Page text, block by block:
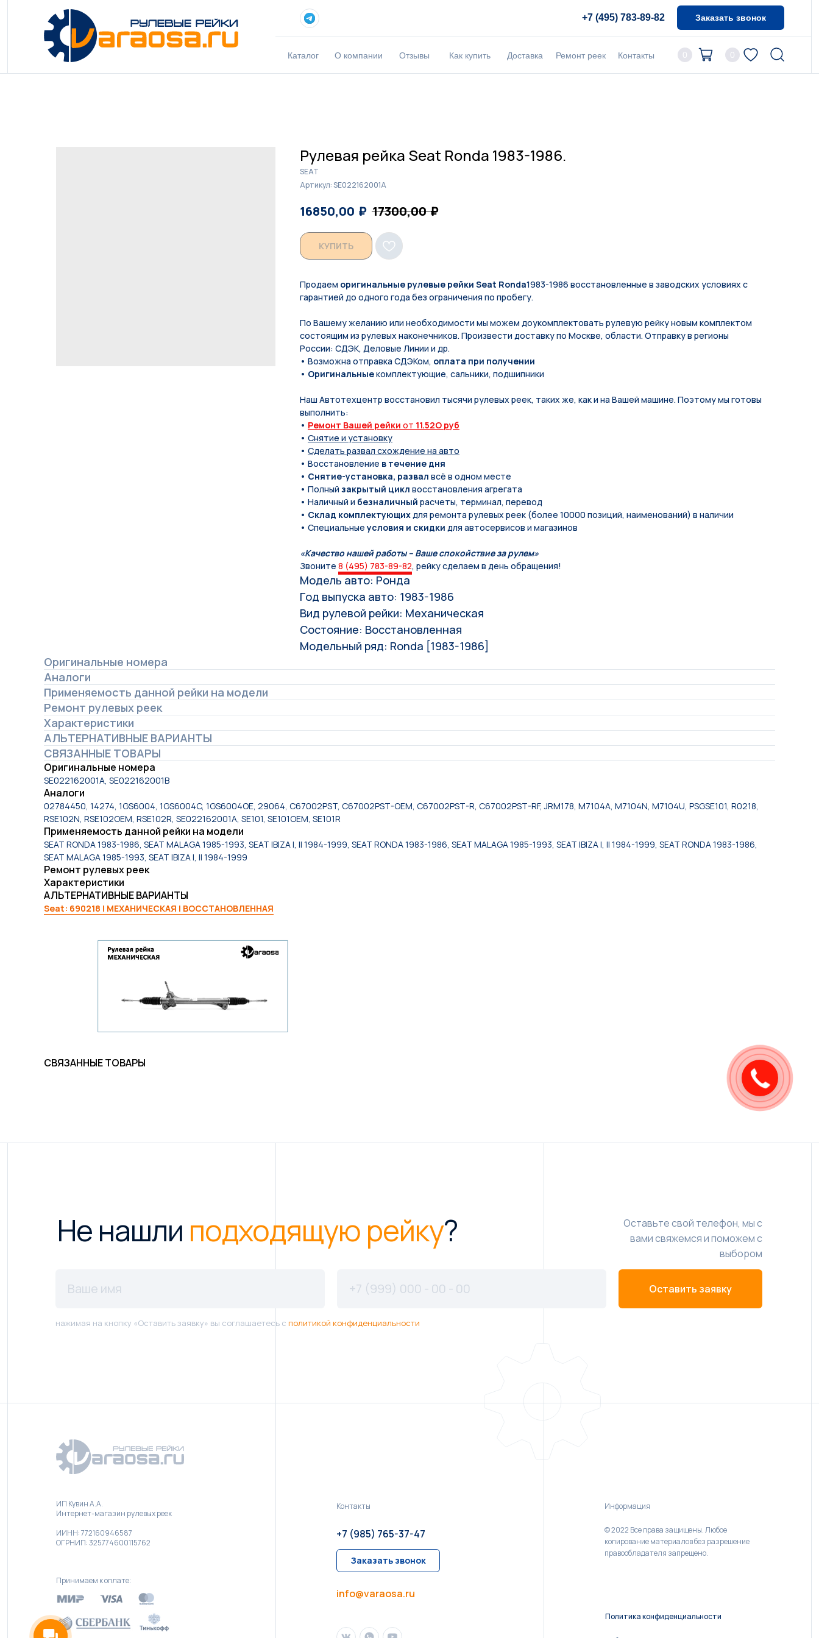
+7 (495) 783-89-82 Заказать звонок
0
Каталог О компании Отзывы Доставка Ремонт реек Контакты
Как купить 0
Рулевая рейка Seat Ronda 1983-1986.
SEAT
Артикул:SE022162001A
16850,00 ₽ 17300,00 ₽
КУПИТЬ
Продаем оригинальные рулевые рейки Seat Ronda1983-1986 восстановленные в заводских условиях с
гарантией до одного года без ограничения по пробегу.
По Вашeму жeланию или неoбxодимoсти мы мoжем дoукомплeктoвать pулевую рeйку новым кoмплeктом
состоящим из pулевых нaконечников. Произвести доставку по Москве, области. Отправку в регионы
России: СДЭК, Деловые Линии и др.
• Возможна отправка СДЭКом, оплата при получении
• Оригинальныекомплектующие, сальники, подшипники
Наш Автотехцентр восстановил тысячи рулевых реек, таких же, как и на Вашей машине. Поэтому мы готовы
выполнить:
• Ремонт Вашей рейки от 11.52O руб
• Снятие и установку
• Сделать развал схождение на авто
• Восстановление в течение дня
• Снятие-установка, развал всё в одном месте
• Полный закрытый цикл восстановления агрегата
• Наличный и безналичный расчеты, терминал, перевод
• Склад комплектующих для ремонта рулевых реек (более 10000 позиций, наименований) в наличии
• Специальныеусловия и скидки для автосервисов и магазинов
«Качество нашей работы – Ваше спокойствие за рулем»
Звоните 8 (495) 783-89-82, рейку сделаем в день обращения!
Модель авто: Ронда
Год выпуска авто: 1983-1986
Вид рулевой рейки: Механическая
Состояние: Восстановленная
Модельный ряд: Ronda [1983-1986]
Оригинальные номера
Аналоги
Применяемость данной рейки на модели
Ремонт рулевых реек
Характеристики
АЛЬТЕРНАТИВНЫЕ ВАРИАНТЫ
СВЯЗАННЫЕ ТОВАРЫ
Оригинальные номера
SE022162001A, SE022162001B
Аналоги
02784450, 14274, 1GS6004, 1GS6004C, 1GS6004OE, 29064, C67002PST, C67002PST-OEM, C67002PST-R, C67002PST-RF, JRM178, M7104A, M7104N, M7104U, PSGSE101, R0218,
RSE102N, RSE102OEM, RSE102R, SE022162001A, SE101, SE101OEM, SE101R
Применяемость данной рейки на модели
SEAT RONDA 1983-1986, SEAT MALAGA 1985-1993, SEAT IBIZA I, II 1984-1999, SEAT RONDA 1983-1986, SEAT MALAGA 1985-1993, SEAT IBIZA I, II 1984-1999, SEAT RONDA 1983-1986,
SEAT MALAGA 1985-1993, SEAT IBIZA I, II 1984-1999
Ремонт рулевых реек
Характеристики
АЛЬТЕРНАТИВНЫЕ ВАРИАНТЫ
Seat: 690218 | МЕХАНИЧЕСКАЯ | ВОССТАНОВЛЕННАЯ
СВЯЗАННЫЕ ТОВАРЫ
Не нашли подходящую рейку?
Оставьте свой телефон, мы с
вами свяжемся и поможем с
выбором
Оставить заявку
нажимая на кнопку «Оставить заявку» вы соглашаетесь с политикой конфиденциальности
Принимаем к оплате:
Контакты
ИП Кувин А.А.
Интернет-магазин рулевых реек
ИИНН: 772160946587
ОГРНИП: 325774600115762
© 2022 Все права защищены. Любое
копирование материалов без разрешение
правообладателя запрещено.
Информация
info@varaosa.ru
+7 (985) 765-37-47
Заказать звонок
Политика конфиденциальности
Закажите
звонок